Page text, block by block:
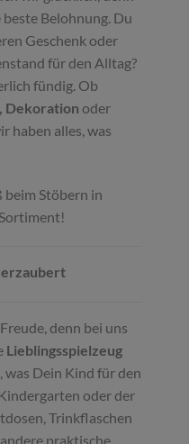
Belohnung. Du
Geschenk oder
für den Alltag?
fündig. Ob
, Dekoration oder
haben alles, was
beim Stöbern in
denn bei uns
Lieblingsspielzeug
was Dein Kind für den
oder der
Trinkflaschen
praktische